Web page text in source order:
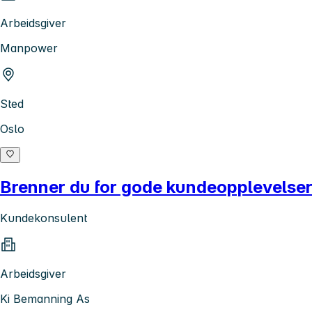
Arbeidsgiver
Manpower
Sted
Oslo
Brenner du for gode
Kundekonsulent
Arbeidsgiver
Ki Bemanning As